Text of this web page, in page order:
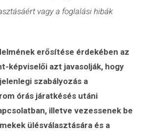
vagy a foglalási hibák
erősítése érdekében az
képviselői azt javasolják, hogy
szabályozás a
órás járatkésés utáni
illetve vezessenek be
ülésválasztására és a